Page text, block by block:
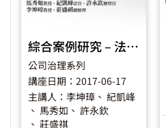
綜合案例研究 – 法律、會計與大數據的激盪
公司治理系列
講座日期：2017-06-17
主講人：李坤璋 、 紀凱峰
、 馬秀如 、 許永欽
、 莊盛祺